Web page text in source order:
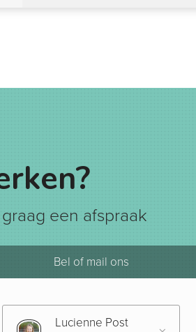
een afspraak
Bel of mail ons
Lucienne Post